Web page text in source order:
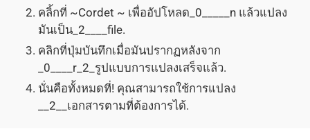
คลิ้กที่ ~Cordet ~ เพื่ออัปโหลด_0_____n แล้วแปลง
มันเป็น_2____file.
คลิกที่ปุ่มบันทึกเมื่อมันปรากฏหลังจาก
_0____r_2_รูปแบบการแปลงเสร็จแล้ว.
นั่นคือทั้งหมดที่! คุณสามารถใช้การแปลง
__2__เอกสารตามที่ต้องการได้.